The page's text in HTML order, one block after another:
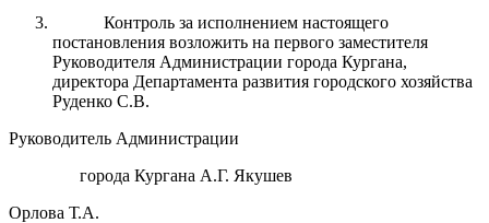
Контроль за исполнением настоящего
постановления возложить на первого заместителя
Руководителя Администрации города Кургана,
директора Департамента развития городского хозяйства
Руденко С.В.
Руководитель Администрации
города Кургана А.Г. Якушев
Орлова Т.А.